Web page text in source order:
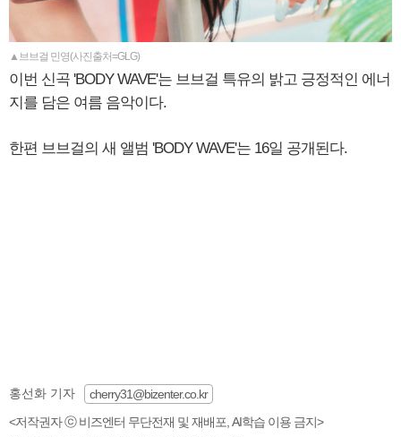
▲브브걸 민영(사진출처=GLG)
이번 신곡 'BODY WAVE'는 브브걸 특유의 밝고 긍정적인 에너
지를 담은 여름 음악이다.
​한편 브브걸의 새 앨범 'BODY WAVE'는 16일 공개된다.
홍선화 기자
cherry31@bizenter.co.kr
<저작권자 ⓒ 비즈엔터 무단전재 및 재배포, AI학습 이용 금지>